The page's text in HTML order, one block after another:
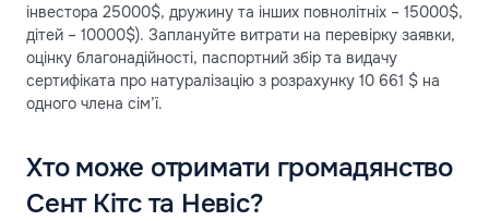
інвестора 25000$, дружину та інших повнолітніх – 15000$,
дітей – 10000$). Заплануйте витрати на перевірку заявки,
оцінку благонадійності, паспортний збір та видачу
сертифіката про натуралізацію з розрахунку 10 661 $ на
одного члена сім’ї.
Хто може отримати громадянство
Сент Кітс та Невіс?